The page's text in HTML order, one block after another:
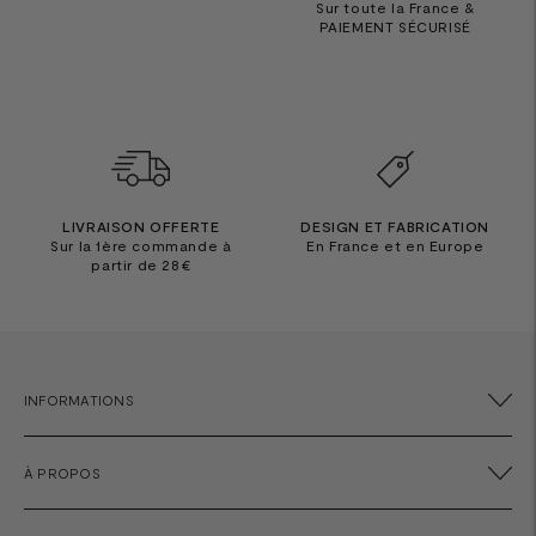
Sur toute la France &
PAIEMENT SÉCURISÉ
LIVRAISON OFFERTE
Sur la 1ère commande à
partir de 28€
DESIGN ET FABRICATION
En France et en Europe
INFORMATIONS
À PROPOS